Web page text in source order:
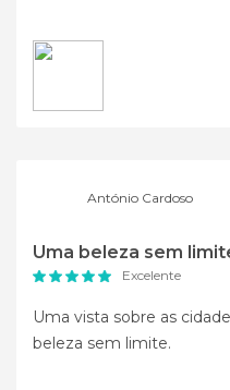
António Cardoso
Uma beleza sem
Excelente
Uma vista sobre as
beleza sem limite.